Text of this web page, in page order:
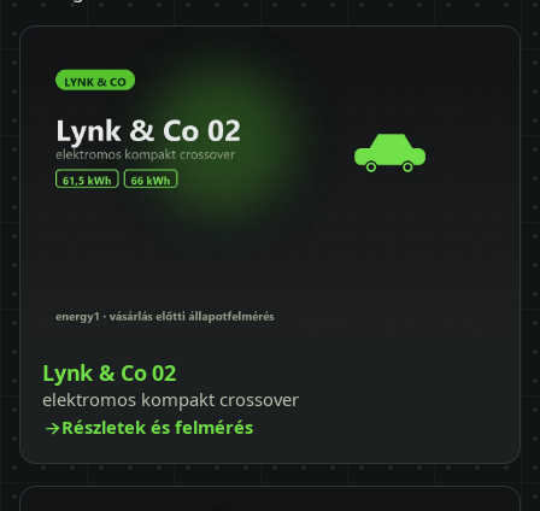
Lynk & Co 02
elektromos kompakt crossover
Részletek és felmérés